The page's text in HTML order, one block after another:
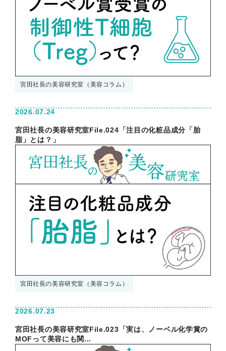
宮田社長の美容研究室（美容コラム）
2026.07.24
宮田社長の美容研究室File.024「注目の化粧品成分「胎
脂」とは？」
宮田社長の美容研究室（美容コラム）
2026.07.23
宮田社長の美容研究室File.023「実は、ノーベル化学賞の
MOFって美容にも関...